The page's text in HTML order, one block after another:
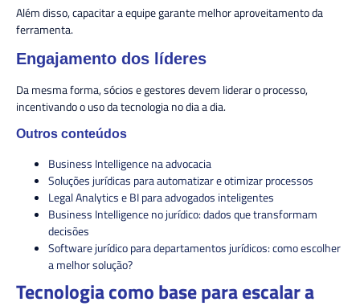
Além disso, capacitar a equipe garante melhor aproveitamento da
ferramenta.
Engajamento dos líderes
Da mesma forma, sócios e gestores devem liderar o processo,
incentivando o uso da tecnologia no dia a dia.
Outros conteúdos
Business Intelligence na advocacia
Soluções jurídicas para automatizar e otimizar processos
Legal Analytics e BI para advogados inteligentes
Business Intelligence no jurídico: dados que transformam
decisões
Software jurídico para departamentos jurídicos: como escolher
a melhor solução?
Tecnologia como base para escalar a